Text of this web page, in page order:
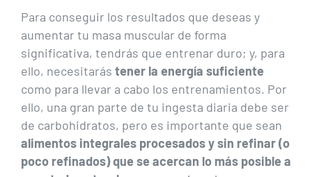
Para conseguir los resultados que deseas y
aumentar tu masa muscular de forma
significativa, tendrás que entrenar duro; y, para
ello, necesitarás tener la energía suficiente
como para llevar a cabo los entrenamientos. Por
ello, una gran parte de tu ingesta diaria debe ser
de carbohidratos, pero es importante que sean
alimentos integrales procesados y sin refinar (o
poco refinados) que se acercan lo más posible a